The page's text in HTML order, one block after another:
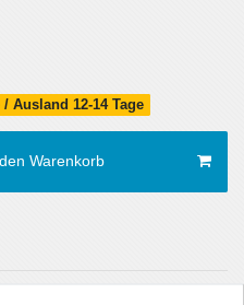
Ausland 12-14 Tage
Warenkorb